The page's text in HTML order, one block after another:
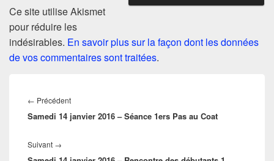
Ce site utilise Akismet
pour réduire les
indésirables. En savoir plus sur la façon dont les données
de vos commentaires sont traitées.
de
l’article
← PrécédentArticle
précédent :
Samedi 14 janvier 2016 – Séance 1ers Pas au Coat
Suivant →